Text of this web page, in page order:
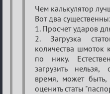
Чем калькулятор
Вот два
1. Просчет ударов
2. Загрузка
количества шмоток
по нику.
загрузить
время, может быть,
оценить статы